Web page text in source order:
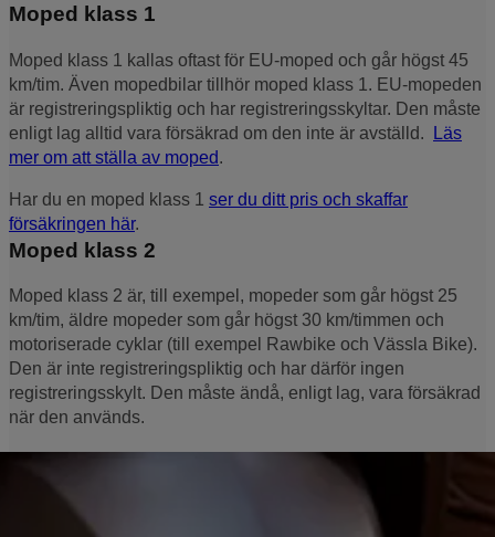
Moped klass 1
Moped klass 1 kallas oftast för EU-moped och går högst 45
km/tim. Även mopedbilar tillhör moped klass 1. EU-mopeden
är registreringspliktig och har registreringsskyltar. Den måste
enligt lag alltid vara försäkrad om den inte är avställd.
Läs
mer om att ställa av moped.
Har du en moped klass 1 ser du ditt pris och skaffar
försäkringen här.
Moped klass 2
Moped klass 2 är, till exempel, mopeder som går högst 25
km/tim, äldre mopeder som går högst 30 km/timmen och
motoriserade cyklar (till exempel Rawbike och Vässla Bike).
Den är inte registreringspliktig och har därför ingen
registreringsskylt. Den måste ändå, enligt lag, vara försäkrad
när den används.
Har du en moped klass 2 skaffar du försäkringen genom att